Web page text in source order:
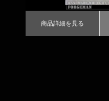
商品詳細を見る